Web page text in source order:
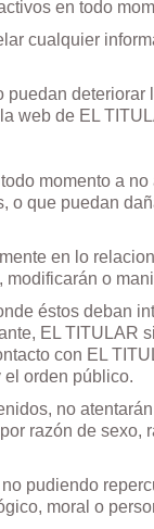
en todo
cualquier
web de EL
momento a
que puedan
en lo
modificarán o
éstos deban
EL TITULAR
con EL
el orden público.
no
razón de sexo,
pudiendo
moral o